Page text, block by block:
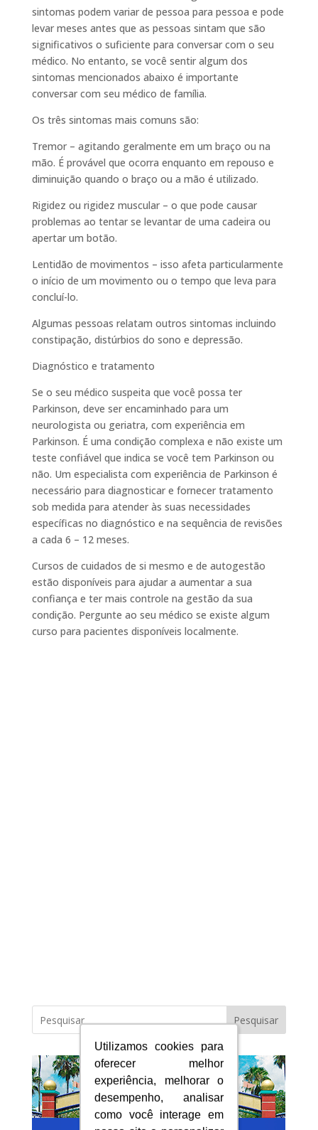
Utilizamos cookies para
oferecer melhor
experiência, melhorar o
desempenho, analisar
como você interage em
Utilizamos cookies para
oferecer melhor
experiência, melhorar o
desempenho, analisar
como você interage em
sintomas podem variar de pessoa para pessoa e pode
levar meses antes que as pessoas sintam que são
significativos o suficiente para conversar com o seu
médico. No entanto, se você sentir algum dos
sintomas mencionados abaixo é importante
conversar com seu médico de família.
Os três sintomas mais comuns são:
Tremor – agitando geralmente em um braço ou na
mão. É provável que ocorra enquanto em repouso e
diminuição quando o braço ou a mão é utilizado.
Rigidez ou rigidez muscular – o que pode causar
problemas ao tentar se levantar de uma cadeira ou
apertar um botão.
Lentidão de movimentos – isso afeta particularmente
o início de um movimento ou o tempo que leva para
concluí-lo.
Algumas pessoas relatam outros sintomas incluindo
constipação, distúrbios do sono e depressão.
Diagnóstico e tratamento
Se o seu médico suspeita que você possa ter
Parkinson, deve ser encaminhado para um
neurologista ou geriatra, com experiência em
Parkinson. É uma condição complexa e não existe um
teste confiável que indica se você tem Parkinson ou
não. Um especialista com experiência de Parkinson é
necessário para diagnosticar e fornecer tratamento
sob medida para atender às suas necessidades
específicas no diagnóstico e na sequência de revisões
a cada 6 – 12 meses.
Cursos de cuidados de si mesmo e de autogestão
estão disponíveis para ajudar a aumentar a sua
confiança e ter mais controle na gestão da sua
condição. Pergunte ao seu médico se existe algum
curso para pacientes disponíveis localmente.
Pesquisar